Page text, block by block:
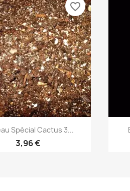
Aperçu rapide
Spécial Cactus 3...
3,96 €
favorite_border